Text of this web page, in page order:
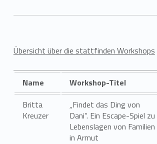
Übersicht über die stattfinden Workshops
Name Workshop-Titel
Britta
Kreuzer
„Findet das Ding von
Dani“. Ein Escape-Spiel zu
Lebenslagen von Familien
in Armut